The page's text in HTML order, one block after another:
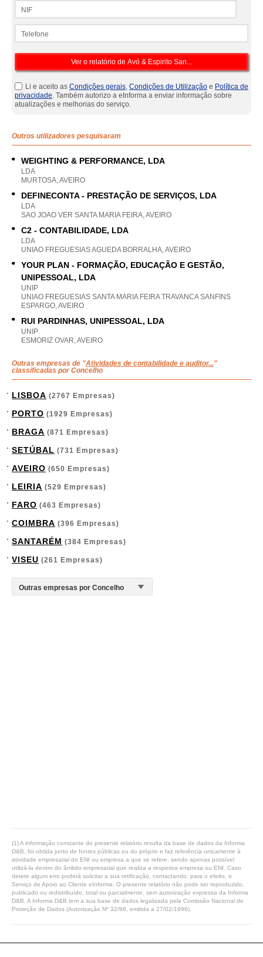
Li e aceito as Condições gerais, Condições de Utilização e Política de
privacidade. Também autorizo a eInforma a enviar informação sobre
atualizações e melhorias do serviço.
Outros utilizadores pesquisaram
WEIGHTING & PERFORMANCE, LDA
LDA
MURTOSA, AVEIRO
DEFINECONTA - PRESTAÇÃO DE SERVIÇOS, LDA
LDA
SAO JOAO VER SANTA MARIA FEIRA, AVEIRO
C2 - CONTABILIDADE, LDA
LDA
UNIAO FREGUESIAS AGUEDA BORRALHA, AVEIRO
YOUR PLAN - FORMAÇÃO, EDUCAÇÃO E GESTÃO,
UNIPESSOAL, LDA
UNIP
UNIAO FREGUESIAS SANTA MARIA FEIRA TRAVANCA SANFINS
ESPARGO, AVEIRO
RUI PARDINHAS, UNIPESSOAL, LDA
UNIP
ESMORIZ OVAR, AVEIRO
Outras empresas de "Atividades de contabilidade e auditor..."
classificadas por Concelho
LISBOA (2767 Empresas)
PORTO (1929 Empresas)
BRAGA (871 Empresas)
SETÚBAL (731 Empresas)
AVEIRO (650 Empresas)
LEIRIA (529 Empresas)
FARO (463 Empresas)
COIMBRA (396 Empresas)
SANTARÉM (384 Empresas)
VISEU (261 Empresas)
(1) A informação constante do presente relatório resulta da base de dados da Informa
D&B, foi obtida junto de fontes públicas ou do próprio e faz referência unicamente à
atividade empresarial do ENI ou empresa a que se refere, sendo apenas possível
utilizá-la dentro do âmbito empresarial que realiza a respetiva empresa ou ENI. Caso
detete algum erro poderá solicitar a sua retificação, contactando, para o efeito, o
Serviço de Apoio ao Cliente eInforma. O presente relatório não pode ser reproduzido,
publicado ou redistribuído, total ou parcialmente, sem autorização expressa da Informa
D&B. A Informa D&B tem a sua base de dados legalizada pela Comissão Nacional de
Proteção de Dados (Autorização Nº 32/96, emitida a 27/02/1996).